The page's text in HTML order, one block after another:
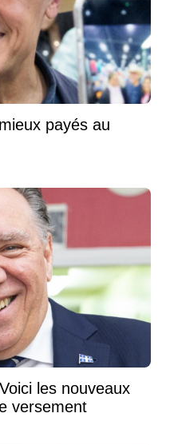
payés au
les nouveaux
versement